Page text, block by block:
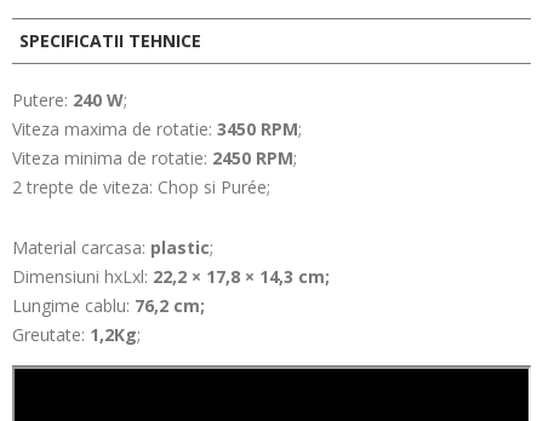
SPECIFICATII TEHNICE
Putere: 240 W;
Viteza maxima de rotatie: 3450 RPM;
Viteza minima de rotatie: 2450 RPM;
2 trepte de viteza: Chop si Purée;
Material carcasa: plastic;
Dimensiuni hxLxl: 22,2 × 17,8 × 14,3 cm;
Lungime cablu: 76,2 cm;
Greutate: 1,2Kg;